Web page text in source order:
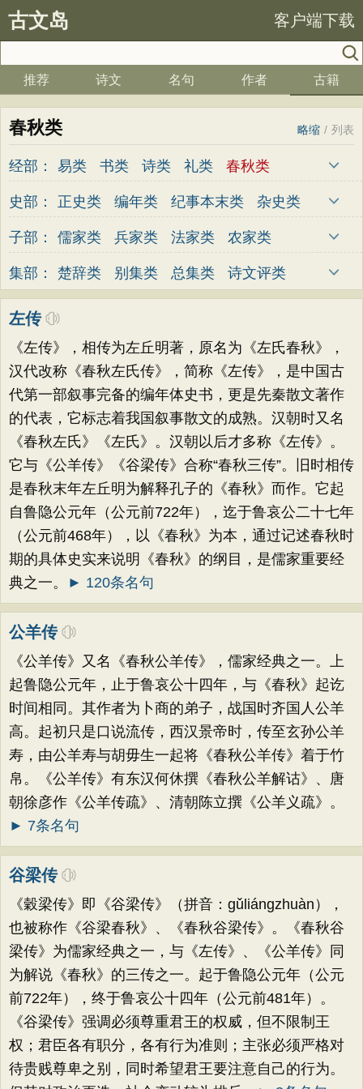
古文岛 客户端下载
推荐 诗文 名句 作者 古籍
春秋类 列表
/
略缩
经部： 易类 书类 诗类 礼类
春秋类
孝经类
五经总义类 四书类
乐类
史部： 正史类 编年类 纪事本末类
杂史类
别史类
诏令奏议类 传记类
史钞类
政书类
目录类 史评类
子部： 儒家类 兵家类 法家类
农家类
医家类
天文算法类 术数类
艺术类
谱录类
杂家类 类书类
小说家类
释家类
集部： 楚辞类 别集类 总集类
诗文评类
词曲类
左传
《左传》，相传为左丘明著，原名为《左氏春秋》，
汉代改称《春秋左氏传》，简称《左传》，是中国古
代第一部叙事完备的编年体史书，更是先秦散文著作
的代表，它标志着我国叙事散文的成熟。汉朝时又名
《春秋左氏》《左氏》。汉朝以后才多称《左传》。
它与《公羊传》《谷梁传》合称“春秋三传”。旧时相传
是春秋末年左丘明为解释孔子的《春秋》而作。它起
自鲁隐公元年（公元前722年），迄于鲁哀公二十七年
（公元前468年），以《春秋》为本，通过记述春秋时
期的具体史实来说明《春秋》的纲目，是儒家重要经
典之一。
► 120条名句
公羊传
《公羊传》又名《春秋公羊传》，儒家经典之一。上
起鲁隐公元年，止于鲁哀公十四年，与《春秋》起讫
时间相同。其作者为卜商的弟子，战国时齐国人公羊
高。起初只是口说流传，西汉景帝时，传至玄孙公羊
寿，由公羊寿与胡毋生一起将《春秋公羊传》着于竹
帛。《公羊传》有东汉何休撰《春秋公羊解诂》、唐
朝徐彦作《公羊传疏》、清朝陈立撰《公羊义疏》。
► 7条名句
谷梁传
《穀梁传》即《谷梁传》（拼音：gǔliángzhuàn），
也被称作《谷梁春秋》、《春秋谷梁传》。《春秋谷
梁传》为儒家经典之一，与《左传》、《公羊传》同
为解说《春秋》的三传之一。起于鲁隐公元年（公元
前722年），终于鲁哀公十四年（公元前481年）。
《谷梁传》强调必须尊重君王的权威，但不限制王
权；君臣各有职分，各有行为准则；主张必须严格对
待贵贱尊卑之别，同时希望君王要注意自己的行为。